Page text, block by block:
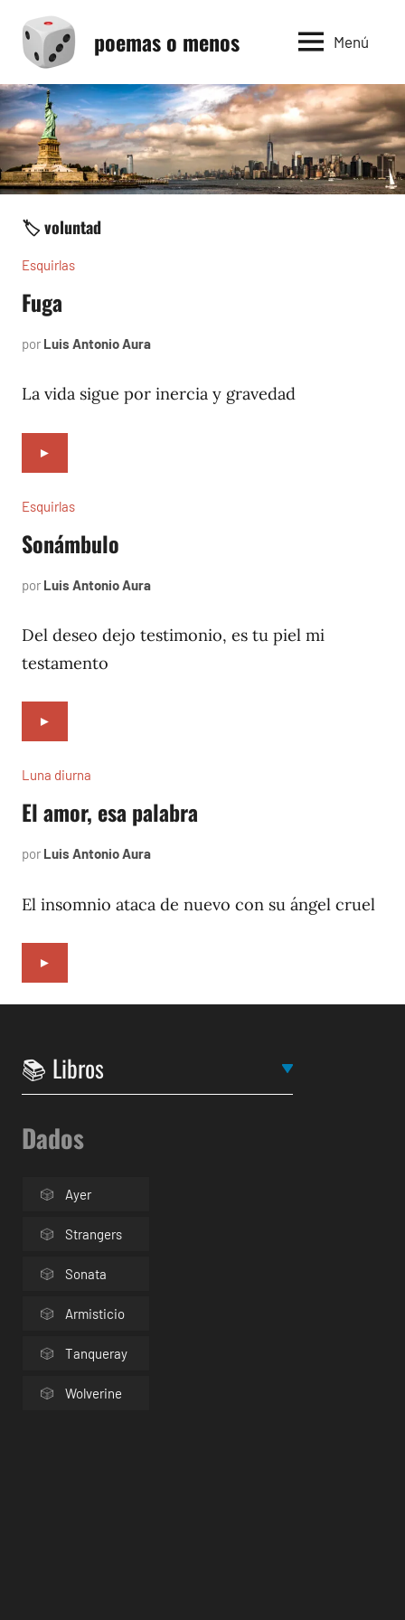
contenido
poemas o menos Menú
🏷️ voluntad
Esquirlas
Fuga
por Luis Antonio Aura
2024
La vida sigue por inercia y gravedad
►
Esquirlas
Sonámbulo
por Luis Antonio Aura
2024
Del deseo dejo testimonio, es tu piel mi
testamento
►
Luna diurna
El amor, esa palabra
por Luis Antonio Aura
2002
El insomnio ataca de nuevo con su ángel cruel
►
Dados
Ayer
Strangers
Sonata
Armisticio
Tanqueray
Wolverine